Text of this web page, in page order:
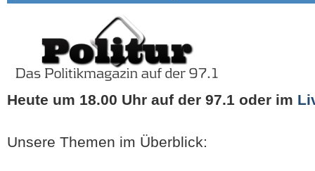
Heute um 18.00 Uhr auf der 97.1 oder im
Unsere Themen im Überblick: